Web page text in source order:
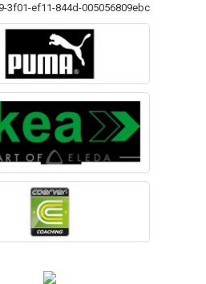
3f01-ef11-844d-005056809ebc